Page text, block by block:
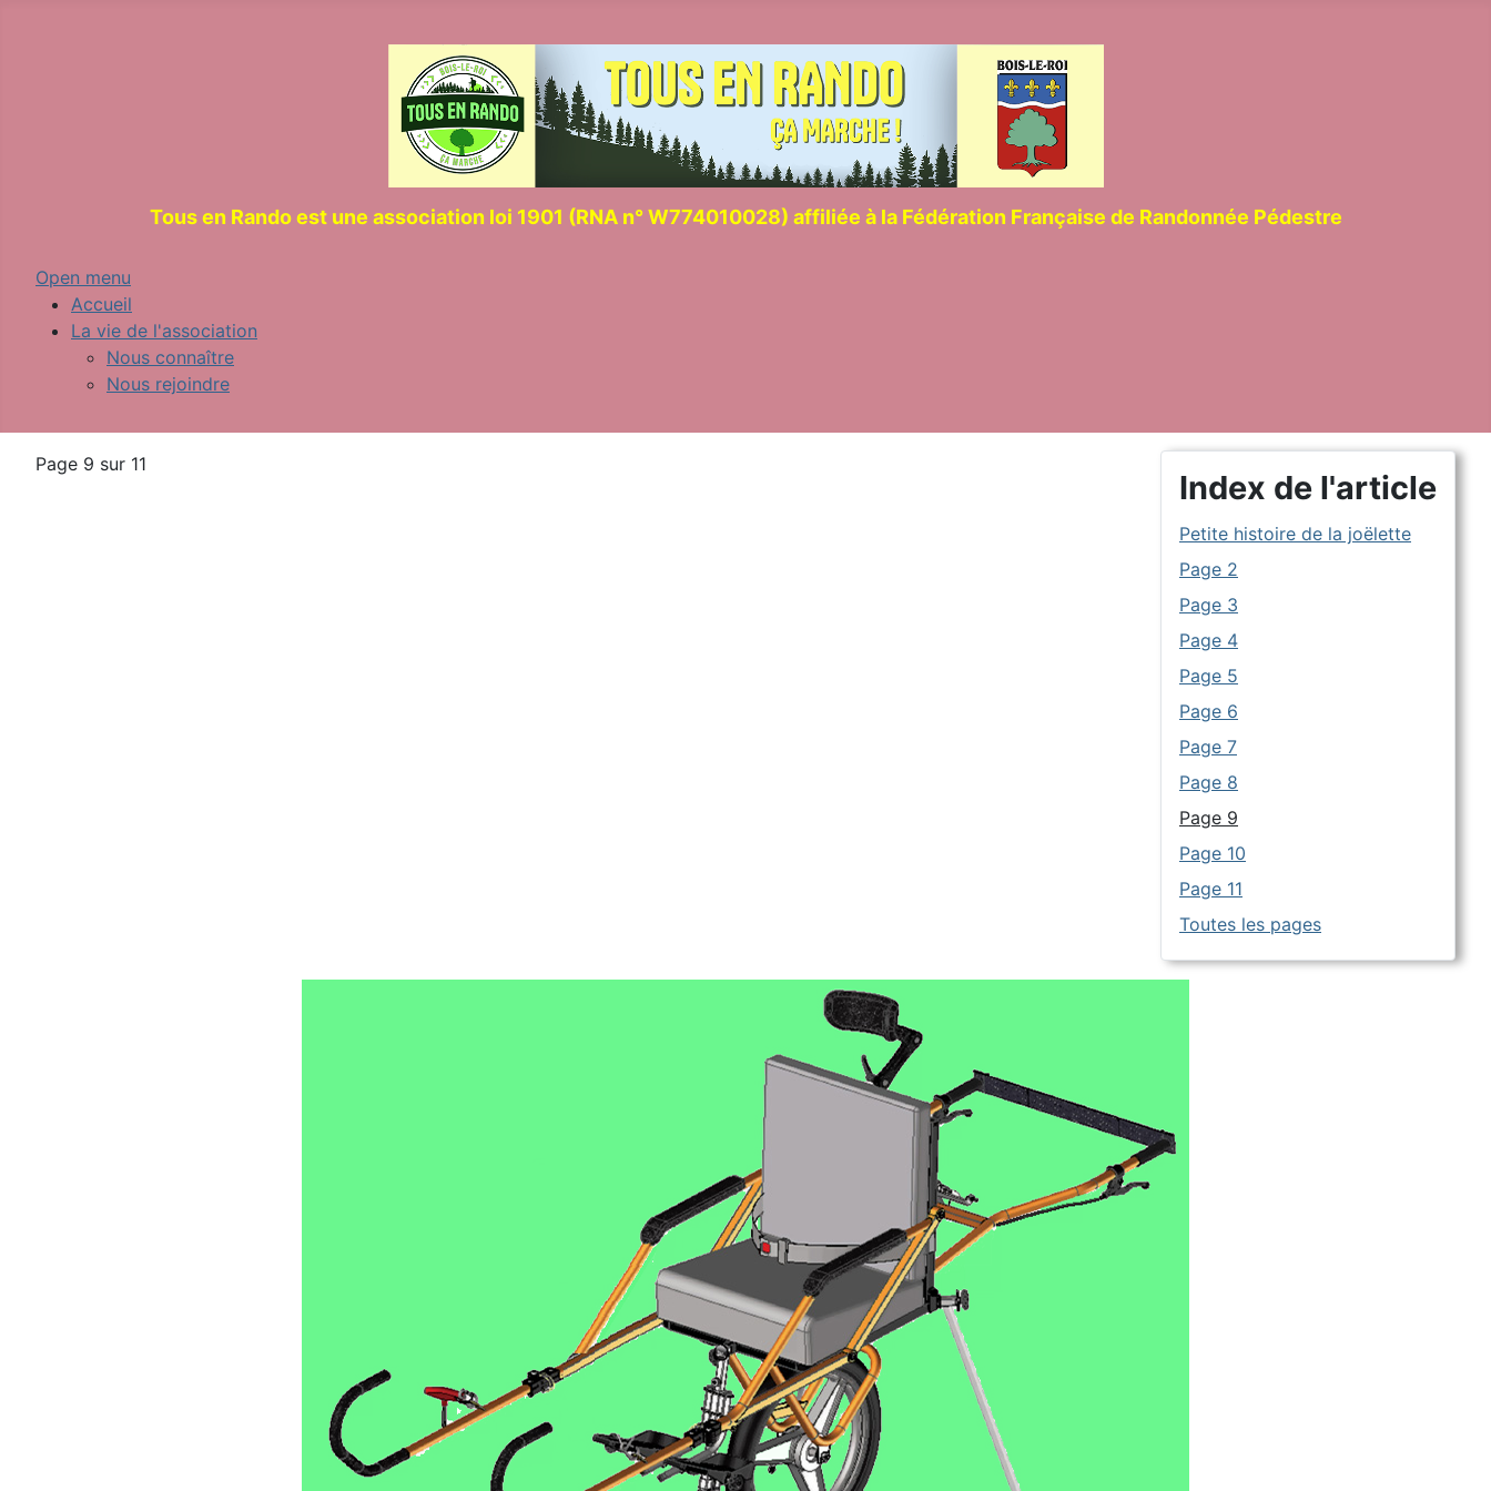
Tous en Rando est une association loi 1901 (RNA n° W774010028) affiliée à la Fédération Française de Randonnée Pédestre
Open menu
Accueil
La vie de l'association
Nous connaître
Nous rejoindre
Index de l'article
Petite histoire de la joëlette
Page 2
Page 3
Page 4
Page 5
Page 6
Page 7
Page 8
Page 9
Page 10
Page 11
Toutes les pages
Page 9 sur 11